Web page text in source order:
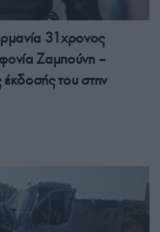
31χρονος
Ζαμπούνη –
έκδοσής του στην